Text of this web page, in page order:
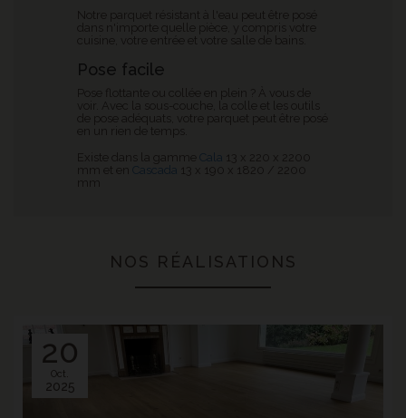
Notre parquet résistant à l'eau peut être posé
dans n'importe quelle pièce, y compris votre
cuisine, votre entrée et votre salle de bains.
Pose facile
Pose flottante ou collée en plein ? À vous de
voir. Avec la sous-couche, la colle et les outils
de pose adéquats, votre parquet peut être posé
en un rien de temps.
Existe dans la gamme Cala 13 x 220 x 2200
mm et en Cascada 13 x 190 x 1820 / 2200
mm
NOS RÉALISATIONS
20
Oct.
2025